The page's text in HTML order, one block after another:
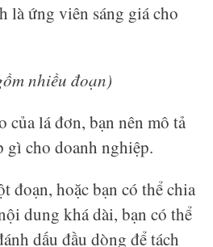
là ứng viên sáng giá cho
nhiều đoạn)
của lá đơn, bạn nên mô tả
gì cho doanh nghiệp.
đoạn, hoặc bạn có thể chia
dung khá dài, bạn có thể
dấu đầu dòng để tách